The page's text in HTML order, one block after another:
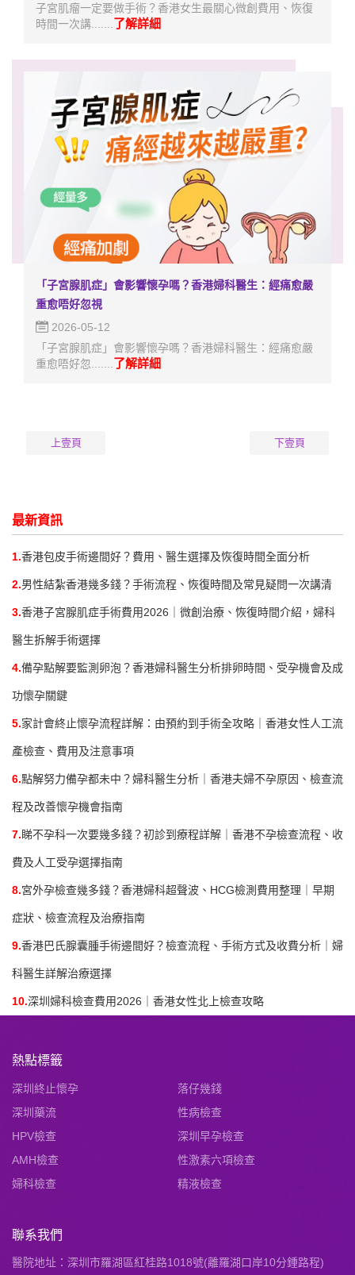
子宮肌瘤一定要做手術？香港女生最關心微創費用、恢復
時間一次講....... 了解詳細
「子宮腺肌症」會影響懷孕嗎？香港婦科醫生：經痛愈嚴
重愈唔好忽視
2026-05-12
「子宮腺肌症」會影響懷孕嗎？香港婦科醫生：經痛愈嚴
重愈唔好忽....... 了解詳細
上壹頁 下壹頁
最新資訊
1.香港包皮手術邊間好？費用、醫生選擇及恢復時間全面分析
2.男性結紮香港幾多錢？手術流程、恢復時間及常見疑問一次講清
3.香港子宮腺肌症手術費用2026｜微創治療、恢復時間介紹，婦科
醫生拆解手術選擇
4.備孕點解要監測卵泡？香港婦科醫生分析排卵時間、受孕機會及成
功懷孕關鍵
5.家計會終止懷孕流程詳解：由預約到手術全攻略｜香港女性人工流
產檢查、費用及注意事項
6.點解努力備孕都未中？婦科醫生分析｜香港夫婦不孕原因、檢查流
程及改善懷孕機會指南
7.睇不孕科一次要幾多錢？初診到療程詳解｜香港不孕檢查流程、收
費及人工受孕選擇指南
8.宮外孕檢查幾多錢？香港婦科超聲波、HCG檢測費用整理｜早期
症狀、檢查流程及治療指南
9.香港巴氏腺囊腫手術邊間好？檢查流程、手術方式及收費分析｜婦
科醫生詳解治療選擇
10.深圳婦科檢查費用2026｜香港女性北上檢查攻略
熱點標籤
深圳終止懷孕
落仔幾錢
深圳藥流
性病檢查
HPV檢查
深圳早孕檢查
AMH檢查
性激素六項檢查
婦科檢查
精液檢查
聯系我們
醫院地址：深圳市羅湖區紅桂路1018號(離羅湖口岸10分鍾路程)